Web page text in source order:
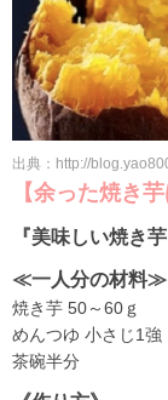
出典：http://
【余った焼き
『美味しい焼き芋
≪一人分の材料≫
焼き芋 50～60ｇ
めんつゆ 小さじ1強
茶碗半分